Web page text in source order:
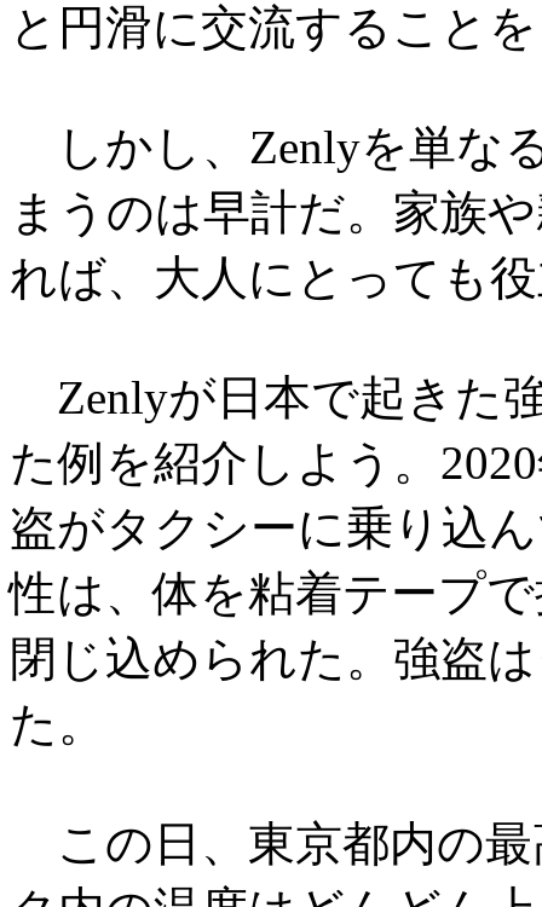
と円滑に交流すること
しかし、Zenlyを単な
まうのは早計だ。家族
れば、大人にとっても
Zenlyが日本で起きた
た例を紹介しよう。
盗がタクシーに乗り込
性は、体を粘着テープ
閉じ込められた。強盗
た。
この日、東京都内の最